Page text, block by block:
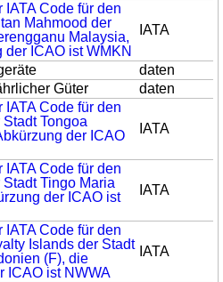
IATA Code für den
Mahmood der
Malaysia,
der ICAO ist WMKN
IATA
daten
Güter daten
IATA Code für den
Tongoa
der ICAO
IATA
IATA Code für den
Tingo Maria
der ICAO ist
IATA
IATA Code für den
Islands der Stadt
(F), die
ICAO ist NWWA
IATA